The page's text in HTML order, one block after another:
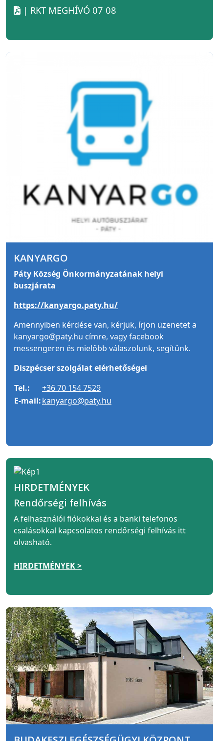
| RKT MEGHÍVÓ 07 08
KANYARGO
Páty Község Önkormányzatának helyi
buszjárata
https://kanyargo.paty.hu/
Amennyiben kérdése van, kérjük, írjon üzenetet a
kanyargo@paty.hu címre, vagy facebook
messengeren és mielőbb válaszolunk, segítünk.
Diszpécser szolgálat elérhetőségei
Tel.:
+36 70 154 7529
E-mail:kanyargo@paty.hu
HIRDETMÉNYEK
Rendőrségi felhívás
A felhasználói fiókokkal és a banki telefonos
csalásokkal kapcsolatos rendőrségi felhívás itt
olvasható.
HIRDETMÉNYEK >